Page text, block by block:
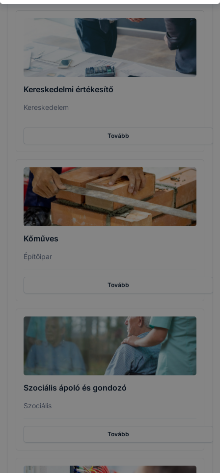
Kereskedelmi értékesítő
Kereskedelem
Tovább
Kőműves
Építőipar
Tovább
Szociális ápoló és gondozó
Szociális
Tovább